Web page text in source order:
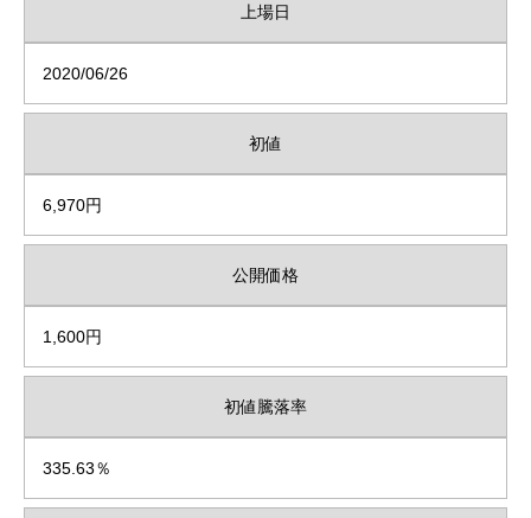
上場日
2020/06/26
初値
6,970円
公開価格
1,600円
初値騰落率
335.63％